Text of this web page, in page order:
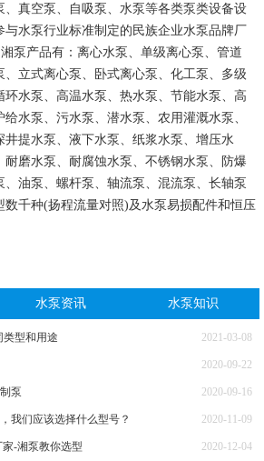
、真空泵、自吸泵、水泵等各类泵类设备设
与水泵行业标准制定的民族企业水泵品牌厂
泵产品有：离心水泵、单级离心泵、管道
立式离心泵、卧式离心泵、化工泵、多级
水泵、高温水泵、热水泵、节能水泵、高
水泵、污水泵、潜水泵、农用灌溉水泵、
提水泵、液下水泵、纸浆水泵、增压水
磨水泵、耐腐蚀水泵、不锈钢水泵、防爆
油泵、螺杆泵、轴流泵、混流泵、长轴泵
数千种(扬程流量对照)及水泵易损配件和恒压
水泵资讯 水泵知识
类型和用途 2021-03-08
2020-09-22
泵 2020-09-16
我们应该选择什么型号？ 2020-11-09
-湘泵教你选型 2020-12-04